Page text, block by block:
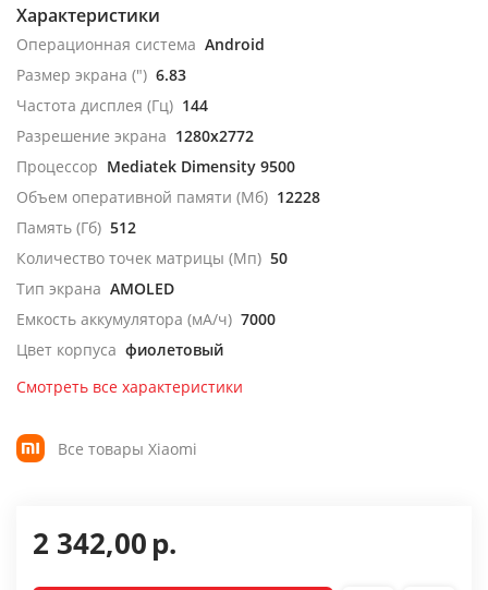
Характеристики
Операционная система Android
Размер экрана (") 6.83
Частота дисплея (Гц) 144
Разрешение экрана 1280x2772
Процессор Mediatek Dimensity 9500
Объем оперативной памяти (Мб) 12228
Память (Гб) 512
Количество точек матрицы (Мп) 50
Тип экрана AMOLED
Емкость аккумулятора (мА/ч) 7000
Цвет корпуса фиолетовый
Смотреть все характеристики
Все товары Xiaomi
2 342,00р.